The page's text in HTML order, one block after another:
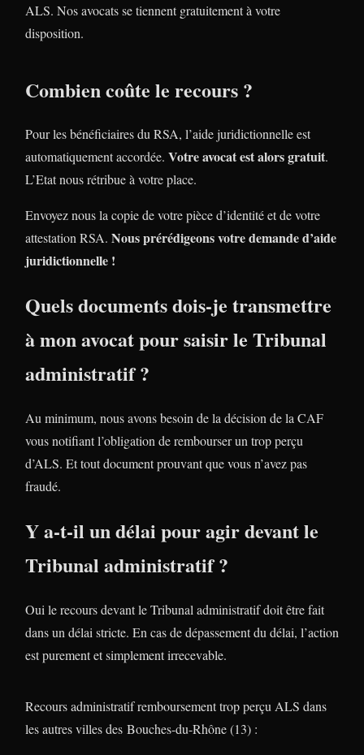
ALS. Nos avocats se tiennent gratuitement à votre
disposition.
Combien coûte le recours ?
Pour les bénéficiaires du RSA, l’aide juridictionnelle est
automatiquement accordée. Votre avocat est alors gratuit.
L’Etat nous rétribue à votre place.
Envoyez nous la copie de votre pièce d’identité et de votre
attestation RSA. Nous prérédigeons votre demande d’aide
juridictionnelle !
Quels documents dois-je transmettre
à mon avocat pour saisir le Tribunal
administratif ?
Au minimum, nous avons besoin de la décision de la CAF
vous notifiant l’obligation de rembourser un trop perçu
d’ALS. Et tout document prouvant que vous n’avez pas
fraudé.
Y a-t-il un délai pour agir devant le
Tribunal administratif ?
Oui le recours devant le Tribunal administratif doit être fait
dans un délai stricte. En cas de dépassement du délai, l’action
est purement et simplement irrecevable.
Recours administratif remboursement trop perçu ALS dans
les autres villes des Bouches-du-Rhône (13) :